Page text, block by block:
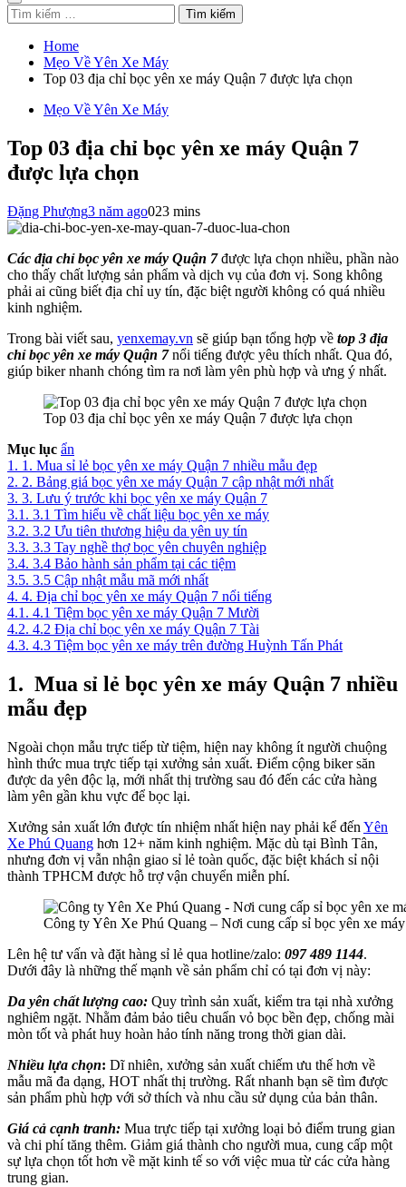
Tìm
kiếm
cho:
Home
Mẹo Về Yên Xe Máy
Top 03 địa chỉ bọc yên xe máy Quận 7 được lựa chọn
Mẹo Về Yên Xe Máy
Top 03 địa chỉ bọc yên xe máy Quận 7
được lựa chọn
Đặng Phượng3 năm ago023 mins
Các địa chỉ bọc yên xe máy Quận 7được lựa chọn nhiều, phần nào
cho thấy chất lượng sản phẩm và dịch vụ của đơn vị. Song không
phải ai cũng biết địa chỉ uy tín, đặc biệt người không có quá nhiều
kinh nghiệm.
Trong bài viết sau, yenxemay.vn sẽ giúp bạn tổng hợp về top 3 địa
chỉ bọc yên xe máy Quận 7nổi tiếng được yêu thích nhất. Qua đó,
giúp biker nhanh chóng tìm ra nơi làm yên phù hợp và ưng ý nhất.
Top 03 địa chỉ bọc yên xe máy Quận 7 được lựa chọn
Mục lục ẩn
1. 1. Mua sỉ lẻ bọc yên xe máy Quận 7 nhiều mẫu đẹp
2. 2. Bảng giá bọc yên xe máy Quận 7 cập nhật mới nhất
3. 3. Lưu ý trước khi bọc yên xe máy Quận 7
3.1. 3.1 Tìm hiểu về chất liệu bọc yên xe máy
3.2. 3.2 Ưu tiên thương hiệu da yên uy tín
3.3. 3.3 Tay nghề thợ bọc yên chuyên nghiệp
3.4. 3.4 Bảo hành sản phẩm tại các tiệm
3.5. 3.5 Cập nhật mẫu mã mới nhất
4. 4. Địa chỉ bọc yên xe máy Quận 7 nổi tiếng
4.1. 4.1 Tiệm bọc yên xe máy Quận 7 Mười
4.2. 4.2 Địa chỉ bọc yên xe máy Quận 7 Tài
4.3. 4.3 Tiệm bọc yên xe máy trên đường Huỳnh Tấn Phát
1. Mua sỉ lẻ bọc yên xe máy Quận 7 nhiều
mẫu đẹp
Ngoài chọn mẫu trực tiếp từ tiệm, hiện nay không ít người chuộng
hình thức mua trực tiếp tại xưởng sản xuất. Điểm cộng biker săn
được da yên độc lạ, mới nhất thị trường sau đó đến các cửa hàng
làm yên gần khu vực để bọc lại.
Xưởng sản xuất lớn được tín nhiệm nhất hiện nay phải kể đến Yên
Xe Phú Quang hơn 12+ năm kinh nghiệm. Mặc dù tại Bình Tân,
nhưng đơn vị vẫn nhận giao sỉ lẻ toàn quốc, đặc biệt khách sỉ nội
thành TPHCM được hỗ trợ vận chuyển miễn phí.
Công ty Yên Xe Phú Quang – Nơi cung cấp sỉ bọc yên xe
Lên hệ tư vấn và đặt hàng sỉ lẻ qua hotline/zalo: 097 489 1144.
Dưới đây là những thế mạnh về sản phẩm chỉ có tại đơn vị này:
Da yên chất lượng cao: Quy trình sản xuất, kiểm tra tại nhà xưởng
nghiêm ngặt. Nhằm đảm bảo tiêu chuẩn vỏ bọc bền đẹp, chống mài
mòn tốt và phát huy hoàn hảo tính năng trong thời gian dài.
Nhiều lựa chọn: Dĩ nhiên, xưởng sản xuất chiếm ưu thế hơn về
mẫu mã đa dạng, HOT nhất thị trường. Rất nhanh bạn sẽ tìm được
sản phẩm phù hợp với sở thích và nhu cầu sử dụng của bản thân.
Giá cả cạnh tranh: Mua trực tiếp tại xưởng loại bỏ điểm trung gian
và chi phí tăng thêm. Giảm giá thành cho người mua, cung cấp một
sự lựa chọn tốt hơn về mặt kinh tế so với việc mua từ các cửa hàng
trung gian.